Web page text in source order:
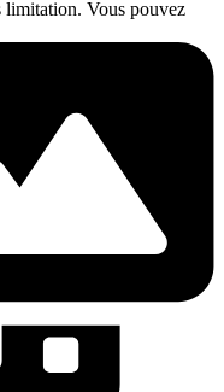
limitation. Vous pouvez